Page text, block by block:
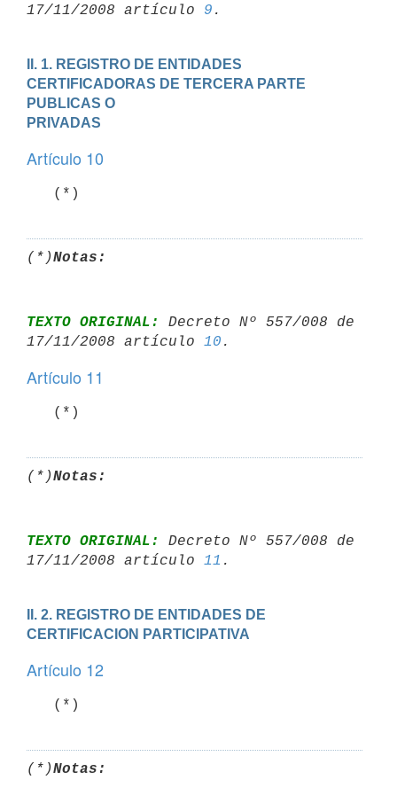
17/11/2008 artículo 9
II. 1. REGISTRO DE ENTIDADES
CERTIFICADORAS DE TERCERA PARTE
PUBLICAS O
PRIVADAS
Artículo 10
   (*)
(*)Notas:
TEXTO ORIGINAL:
Decreto Nº 557/008 de
17/11/2008 artículo 10
Artículo 11
   (*)
(*)Notas:
TEXTO ORIGINAL:
Decreto Nº 557/008 de
17/11/2008 artículo 11
II. 2. REGISTRO DE ENTIDADES DE
CERTIFICACION PARTICIPATIVA
Artículo 12
   (*)
(*)Notas: